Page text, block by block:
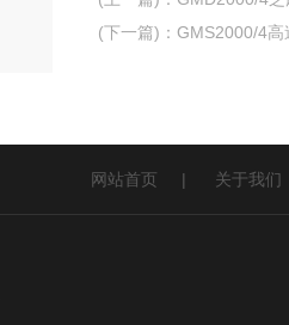
(下一篇) ： GMS2000/4高
网站首页 | 关于我们